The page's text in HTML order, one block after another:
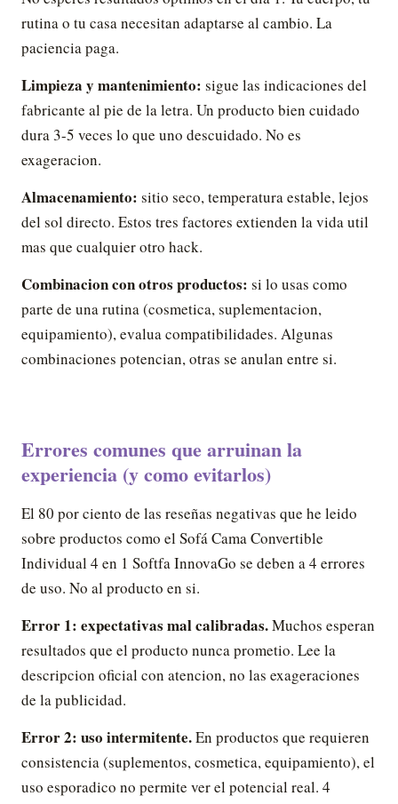
rutina o tu casa necesitan adaptarse al cambio. La
paciencia paga.
Limpieza y mantenimiento: sigue las indicaciones del
fabricante al pie de la letra. Un producto bien cuidado
dura 3-5 veces lo que uno descuidado. No es
exageracion.
Almacenamiento: sitio seco, temperatura estable, lejos
del sol directo. Estos tres factores extienden la vida util
mas que cualquier otro hack.
Combinacion con otros productos: si lo usas como
parte de una rutina (cosmetica, suplementacion,
equipamiento), evalua compatibilidades. Algunas
combinaciones potencian, otras se anulan entre si.
Errores comunes que arruinan la
experiencia (y como evitarlos)
El 80 por ciento de las reseñas negativas que he leido
sobre productos como el Sofá Cama Convertible
Individual 4 en 1 Softfa InnovaGo se deben a 4 errores
de uso. No al producto en si.
Error 1: expectativas mal calibradas.Muchos esperan
resultados que el producto nunca prometio. Lee la
descripcion oficial con atencion, no las exageraciones
de la publicidad.
Error 2: uso intermitente.En productos que requieren
consistencia (suplementos, cosmetica, equipamiento), el
uso esporadico no permite ver el potencial real. 4